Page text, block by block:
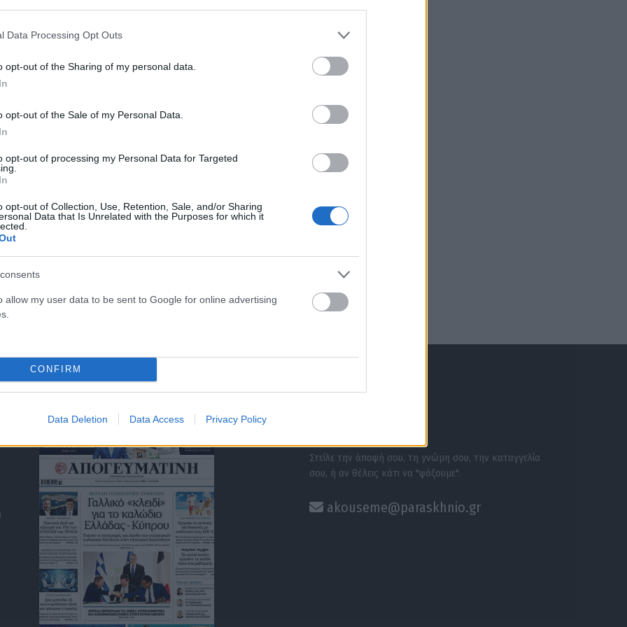
Data Processing Opt Outs
opt-out of the Sharing of my personal data.
opt-out of the Sale of my Personal Data.
opt-out of processing my Personal Data for Targeted
opt-out of Collection, Use, Retention, Sale, and/or Sharing
Data that Is Unrelated with the Purposes for which it
allow my user data to be sent to Google for online advertising
CONFIRM
Data Deletion Data Access Privacy Policy
σκαρφάλωσε ο «Spiderman» για να
Άφωνοι έμειναν χθες οι περαστικοί στο Σαν Φρανσίσκο,
«Salesforce». Ο νεαρός «Spiderman» που δηλώνει…
Στείλε την άποψή σου, τη γνώμη σου, την καταγγελία
σου, ή αν θέλεις κάτι να "ψάξουμε".
akouseme@paraskhnio.gr